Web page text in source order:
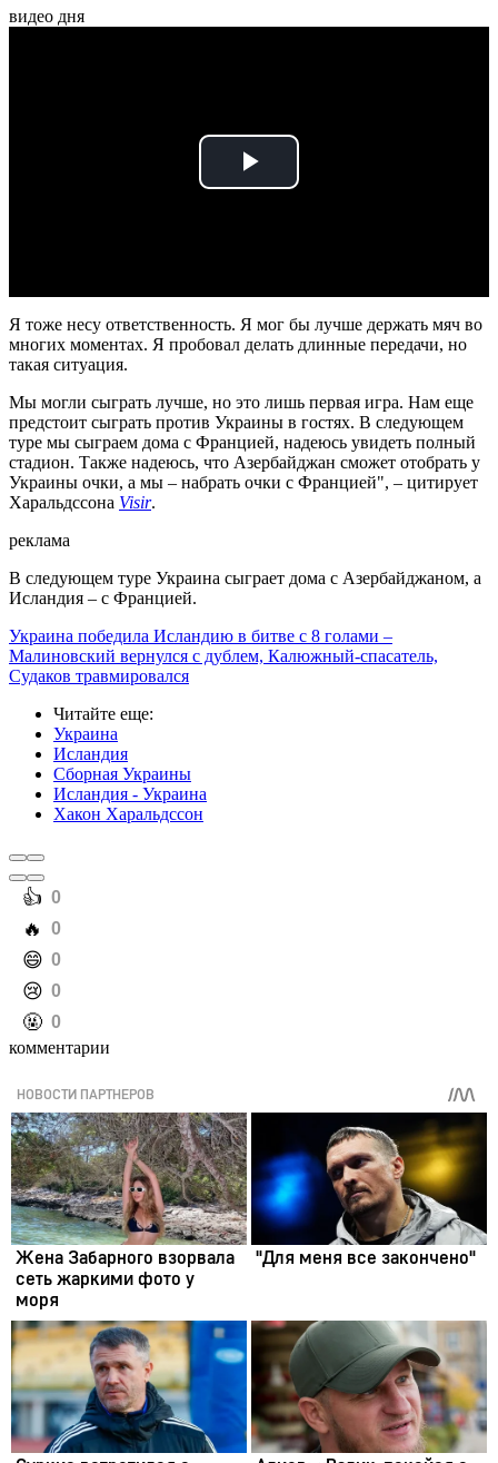
видео дня
Play
Я тоже несу ответственность. Я мог бы лучше держать мяч во
многих моментах. Я пробовал делать длинные передачи, но
такая ситуация.
Мы могли сыграть лучше, но это лишь первая игра. Нам еще
предстоит сыграть против Украины в гостях. В следующем
туре мы сыграем дома с Францией, надеюсь увидеть полный
стадион. Также надеюсь, что Азербайджан сможет отобрать у
Украины очки, а мы – набрать очки с Францией", – цитирует
Харальдссона Visir.
реклама
В следующем туре Украина сыграет дома с Азербайджаном, а
Исландия – с Францией.
Украина победила Исландию в битве с 8 голами –
Малиновский вернулся с дублем, Калюжный-спасатель,
Судаков травмировался
Читайте еще:
Украина
Исландия
Сборная Украины
Исландия - Украина
Хакон Харальдссон
️👍 0
️🔥 0
️😄 0
️😢 0
️🤬 0
комментарии